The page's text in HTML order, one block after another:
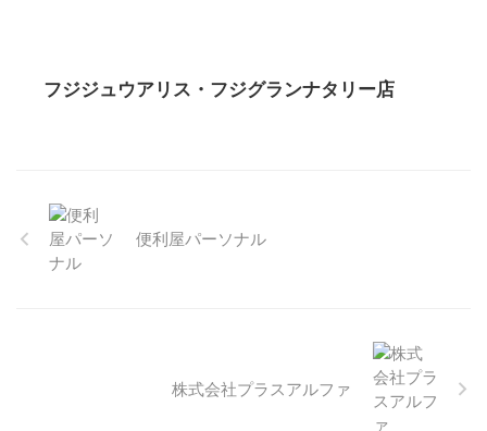
フジジュウアリス・フジグランナタリー店
便利屋パーソナル
株式会社プラスアルファ